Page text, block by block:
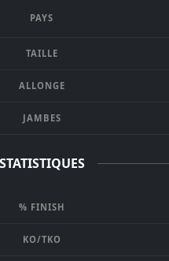
PAYS
TAILLE
ALLONGE
JAMBES
STATISTIQUES
% FINISH
KO/TKO